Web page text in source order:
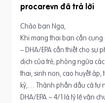
procarevn
Chào bạn Nga,
Khi mang thai bạn cần
– DHA/EPA cần thiết cho sự
dịch của trẻ; phòng ngừa
thai, sinh non, cao huyết
kỳ,… Thành phần dầu cá tự
DHA/EPA ~ 4/1 là tỷ lệ vận